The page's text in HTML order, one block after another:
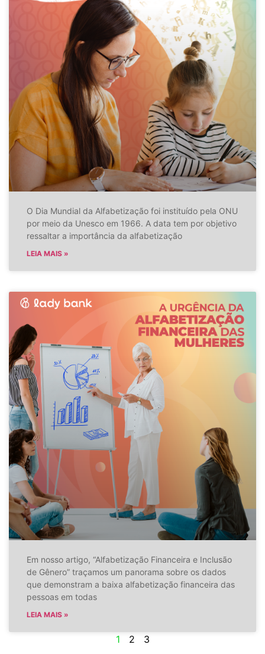
O Dia Mundial da Alfabetização foi instituído pela ONU
por meio da Unesco em 1966. A data tem por objetivo
ressaltar a importância da alfabetização
LEIA MAIS »
Em nosso artigo, “Alfabetização Financeira e Inclusão
de Gênero” traçamos um panorama sobre os dados
que demonstram a baixa alfabetização financeira das
pessoas em todas
LEIA MAIS »
1 2 3